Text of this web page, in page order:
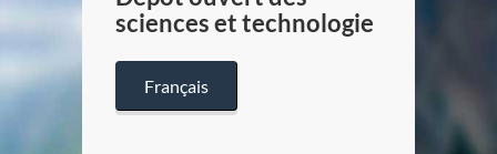
sciences et technologie
Français